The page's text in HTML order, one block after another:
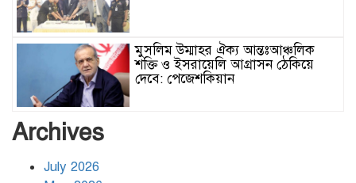
মুসলিম উম্মাহর ঐক্য আন্তঃআঞ্চলিক
শক্তি ও ইসরায়েলি আগ্রাসন ঠেকিয়ে
দেবে: পেজেশকিয়ান
Archives
July 2026